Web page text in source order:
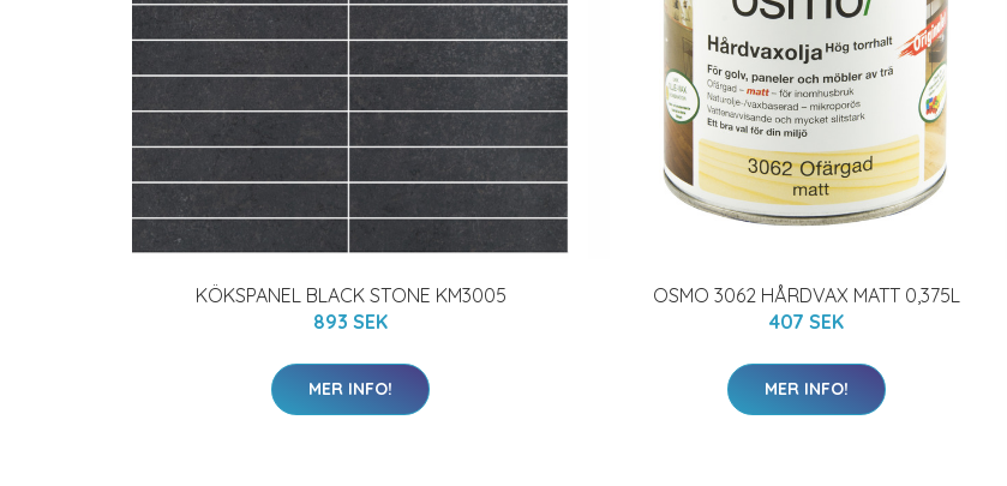
KÖKSPANEL BLACK STONE KM3005
893 SEK
MER INFO!
OSMO 3062 HÅRDVAX MATT 0,375L
407 SEK
MER INFO!